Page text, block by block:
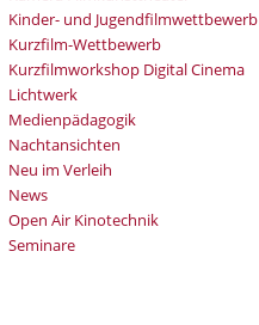
Kinder- und Jugendfilmwettbewerb
Kurzfilm-Wettbewerb
Kurzfilmworkshop Digital Cinema
Lichtwerk
Medienpädagogik
Nachtansichten
Neu im Verleih
News
Open Air Kinotechnik
Seminare